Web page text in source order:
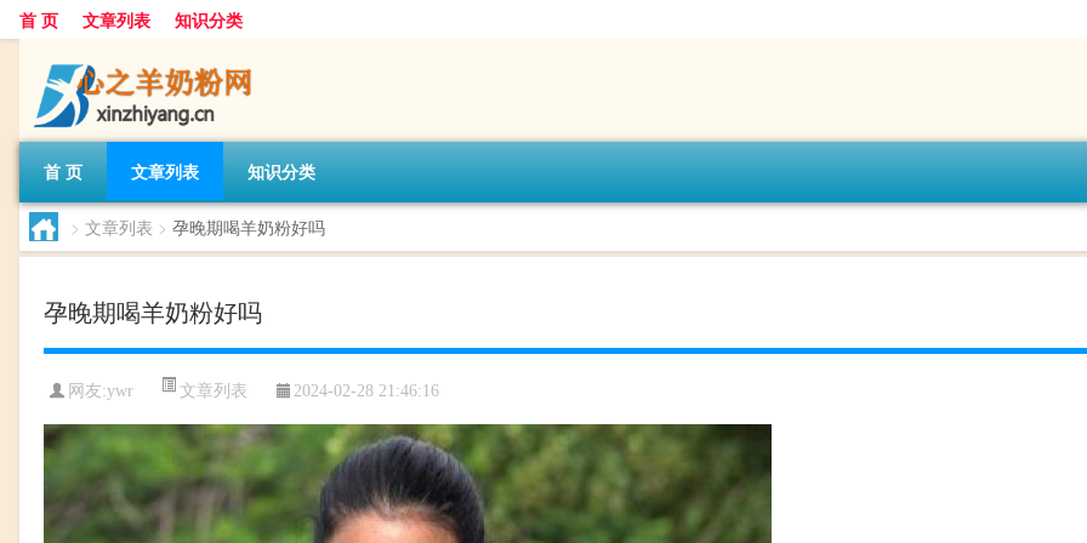
首 页 文章列表 知识分类
首 页 文章列表 知识分类
> 文章列表 > 孕晚期喝羊奶粉好吗
孕晚期喝羊奶粉好吗
网友:ywr 文章列表 2024-02-28 21:46:16